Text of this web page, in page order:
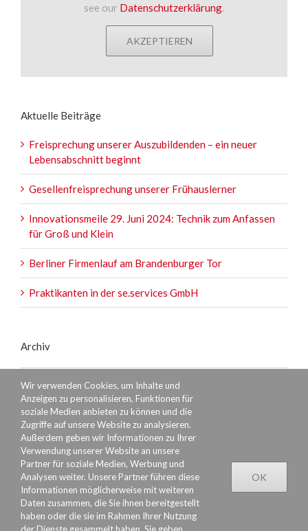
see our Datenschutzerklärung.
AKZEPTIEREN
Aktuelle Beiträge
Freisprechung unserer Auszubildenden – ein neuer
Lebensabschnitt beginnt
Gesellenfreisprechung unserer Frühauslerner
Innovationsmeile 29. Juni 2024: Technik zum Anfassen
für Groß und Klein
Berliner Firmenlauf am Brandenburger Tor
Praktikanten in der se.services GmbH
Archiv
Datenschutzerklärung Rechtliches
Wir verwenden Cookies, um Inhalte und
Anzeigen zu personalisieren, Funktionen für
soziale Medien anbieten zu können und die
Zugriffe auf unsere Website zu analysieren.
Außerdem geben wir Informationen zu Ihrer
Verwendung unserer Website an unsere
Partner für soziale Medien, Werbung und
Analysen weiter. Unsere Partner führen diese
Informationen möglicherweise mit weiteren
Daten zusammen, die Sie ihnen bereitgestellt
haben oder die sie im Rahmen Ihrer Nutzung
OK